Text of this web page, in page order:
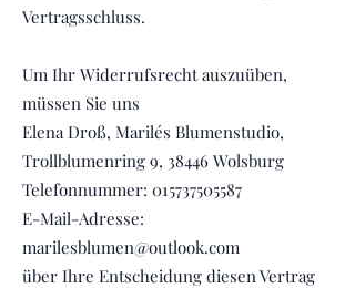
Vertragsschluss.
Um Ihr Widerrufsrecht auszuüben,
müssen Sie uns
Elena Droß, Marilés Blumenstudio,
Trollblumenring 9, 38446 Wolsburg
Telefonnummer: 015737505587
E-Mail-Adresse:
marilesblumen@outlook.com
über Ihre Entscheidung diesen Vertrag